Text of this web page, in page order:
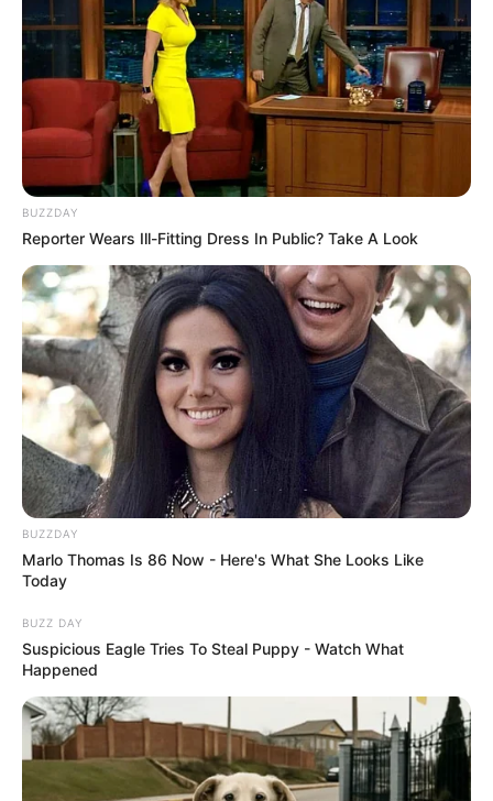
Sepatu yang bagus membawamu ke tempat yang
bagus.
Ada banyak orang yang berpikir bahwa girlband tidak
bertahan lama, tetapi Girls Generation ingin
mematahkan teori itu.
Diet tidak sehat dan junk food menumpuk dan
Selain aktif dalam dunia hiburan sebagai seorang penyanyi dan
penari, Seohyun mulai melebarkan sayapnya dan menunjukkan
kemampuannya dalam dunia akting.
TAGS AKTRIS PENYANYI SELEBRITI KOREA SEOHYUN
BUZZDAY
Reporter Wears Ill-Fitting Dress In Public? Take A Look
BUZZDAY
Marlo Thomas Is 86 Now - Here's What She Looks Like
Today
BUZZ DAY
Suspicious Eagle Tries To Steal Puppy - Watch What
Happened